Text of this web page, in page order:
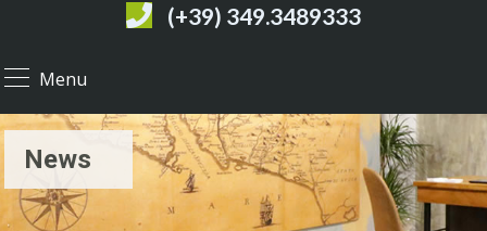
(+39) 349.3489333
Menu
News